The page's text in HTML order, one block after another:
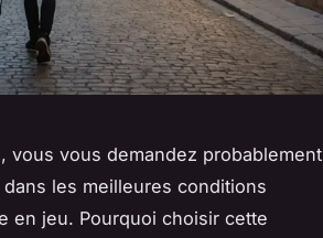
vous vous demandez probablement
les meilleures conditions
en jeu. Pourquoi choisir cette